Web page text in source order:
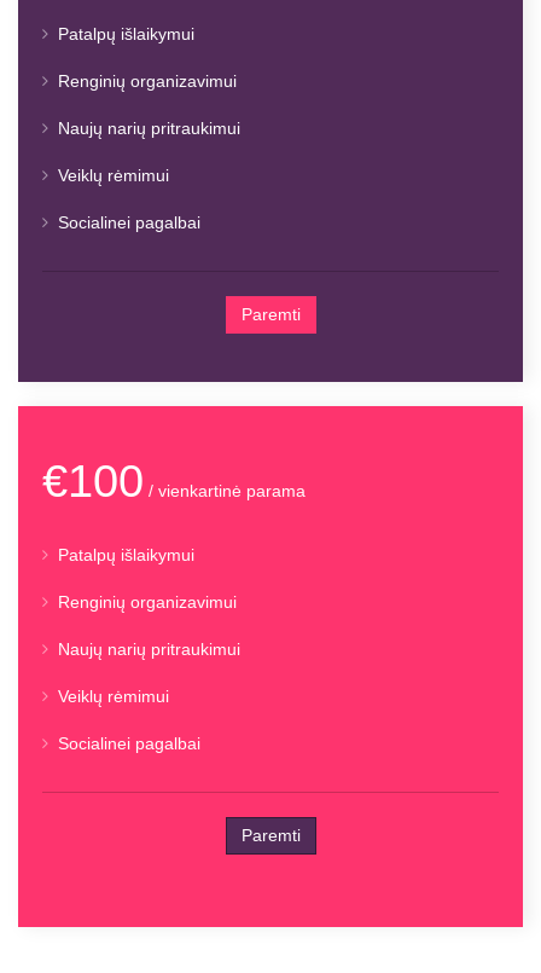
Patalpų išlaikymui
Renginių organizavimui
Naujų narių pritraukimui
Veiklų rėmimui
Socialinei pagalbai
Paremti
€100 / vienkartinė parama
Patalpų išlaikymui
Renginių organizavimui
Naujų narių pritraukimui
Veiklų rėmimui
Socialinei pagalbai
Paremti